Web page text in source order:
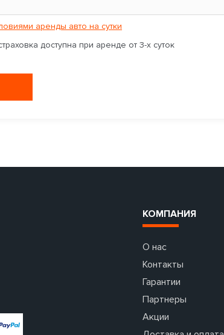
аренды авто на сутки
доступна при аренде от 3-х суток
КОМПАНИЯ
О нас
Контакты
Гарантии
Партнеры
Акции